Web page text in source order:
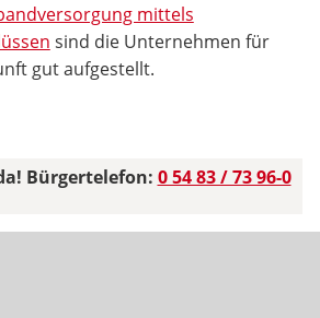
mittels
sind die Unternehmen für
gut aufgestellt.
Bürgertelefon: 0 54 83 / 73 96-0